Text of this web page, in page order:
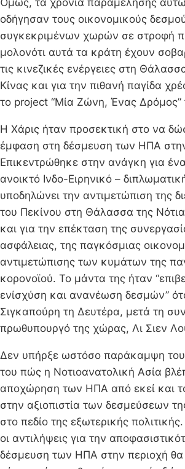
οδήγησαν τους οικονομικούς
συγκεκριμένων χωρών σε στροφή
μολονότι αυτά τα κράτη έχουν
τις κινεζικές ενέργειες στη
Κίνας και για την πιθανή παγίδα
το project “Μία Ζώνη, Ένας Δρόμος”
Η Χάρις ήταν προσεκτική στο να
έμφαση στη δέσμευση των ΗΠΑ
Επικεντρώθηκε στην ανάγκη για
ανοικτό Ινδο-Ειρηνικό –
υποδηλώνει την αντιμετώπιση της
του Πεκίνου στη Θάλασσα της
και για την επέκταση της
ασφάλειας, της παγκόσμιας
αντιμετώπισης των κυμάτων της
κορονοϊού. Το μάντα της ήταν
ενίσχύση και ανανέωση δεσμών”
Σιγκαπούρη τη Δευτέρα, μετά τη
πρωθυπουργό της χώρας, Λι Σιεν
Δεν υπήρξε ωστόσο παράκαμψη
του πώς η Νοτιοανατολική Ασία
αποχώρηση των ΗΠΑ από εκεί και
στην αξιοπιστία των δεσμεύσεων
στο πεδίο της εξωτερικής
οι αντιλήψεις για την
δέσμευση των ΗΠΑ στην περιοχή